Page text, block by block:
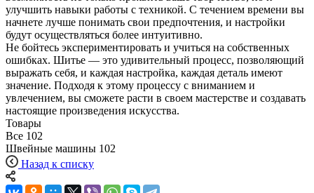
улучшить навыки работы с техникой. С течением времени вы
начнете лучше понимать свои предпочтения, и настройки
будут осуществляться более интуитивно.
Не бойтесь экспериментировать и учиться на собственных
ошибках. Шитье — это удивительный процесс, позволяющий
выражать себя, и каждая настройка, каждая деталь имеют
значение. Подходя к этому процессу с вниманием и
увлечением, вы сможете расти в своем мастерстве и создавать
настоящие произведения искусства.
Товары
Все 102
Швейные машины 102
Назад к списку